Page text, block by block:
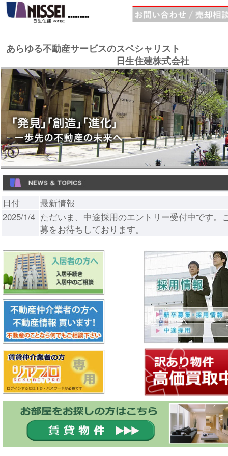
あらゆる不動産サービスのスペシャリスト
日生住建株式会社
日付
最新情報
2025/1/4 ただいま、中途採用のエントリー受付中です。
募をお待ちしております。